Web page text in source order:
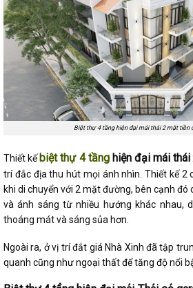
Biệt thự 4 tầng hiện đại mái thái 2 mặt tiền
Thiết kếbiệt thự4 tầnghiện đại mái thái
trí đắc địa thu hút mọi ánh nhìn. Thiết kế 2
khi di chuyển với 2 mặt đường, bên cạnh đó
và ánh sáng từ nhiều hướng khác nhau,
thoáng mát và sáng sủa hơn.
Ngoài ra, ở vị trí đắt giá Nhà Xinh đã tập
quanh cũng như ngoại thất để tăng độ nổi